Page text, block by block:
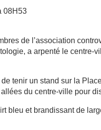
08H53
de l’association
a arpenté le centre-
de tenir un stand sur la
du centre-ville pour
bleu et brandissant de